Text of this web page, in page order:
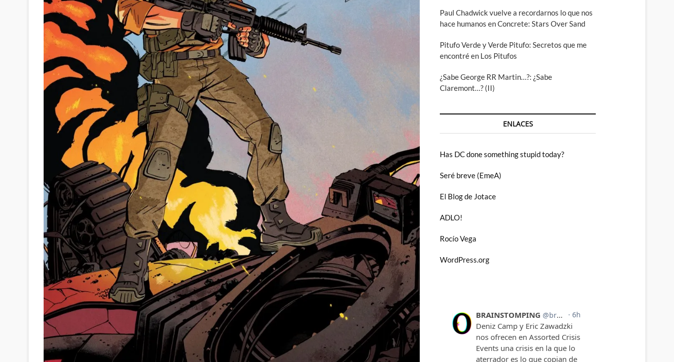
Paul Chadwick vuelve a recordarnos lo que nos
hace humanos en Concrete: Stars Over Sand
Pitufo Verde y Verde Pitufo: Secretos que me
encontré en Los Pitufos
¿Sabe George RR Martin…?: ¿Sabe
Claremont…? (II)
ENLACES
Has DC done something stupid today?
Seré breve (EmeA)
El Blog de Jotace
ADLO!
Rocío Vega
WordPress.org